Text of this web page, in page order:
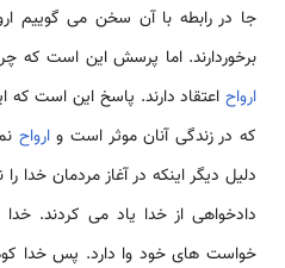
جا در رابطه با آن سخن می گوییم
برخوردارند. اما پرسش این است که
ارواح اعتقاد دارند. پاسخ این است که
که در زندگی آنان موثر است وارواح
دلیل دیگر اینکه در آغاز مردمان خدا
دادخواهی از خدا یاد می کردند.
خواست های خود وا دارد. پس خدا